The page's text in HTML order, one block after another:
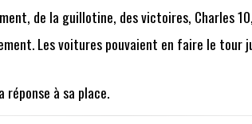
de la guillotine, des victoires, Charles
Les voitures pouvaient en faire le tour
réponse à sa place.